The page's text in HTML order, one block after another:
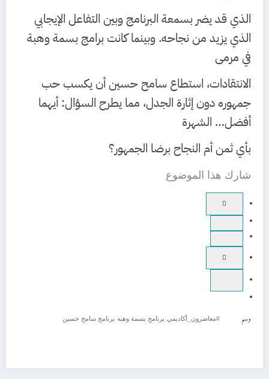
الذي قد يضر بسمعة البرنامج وبين التفاعل الإيجابي
الذي يزيد من نجاحه. وبينما كانت برامج بسمة وهبة
في مرمى
الانتقادات، استطاع سامح حسين أن يكسب حب
جمهوره دون إثارة الجدل، مما يطرح السؤال: أيهما
أفضل… الشهرة
بأي ثمن أم النجاح برضا الجمهور؟
شارك هذا الموضوع
وسم #معاصرون_أكاديمي برنامج بسمة وهبه برنامج سامح حسين